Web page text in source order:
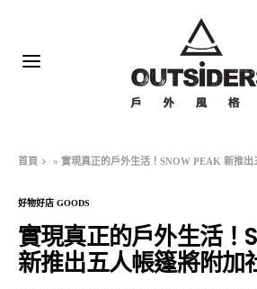
首頁 »實現真正的戶外生活！SNOW PEAK 新推出
好物好店 GOODS
實現真正的戶外生活！
新推出五人帳篷將附加